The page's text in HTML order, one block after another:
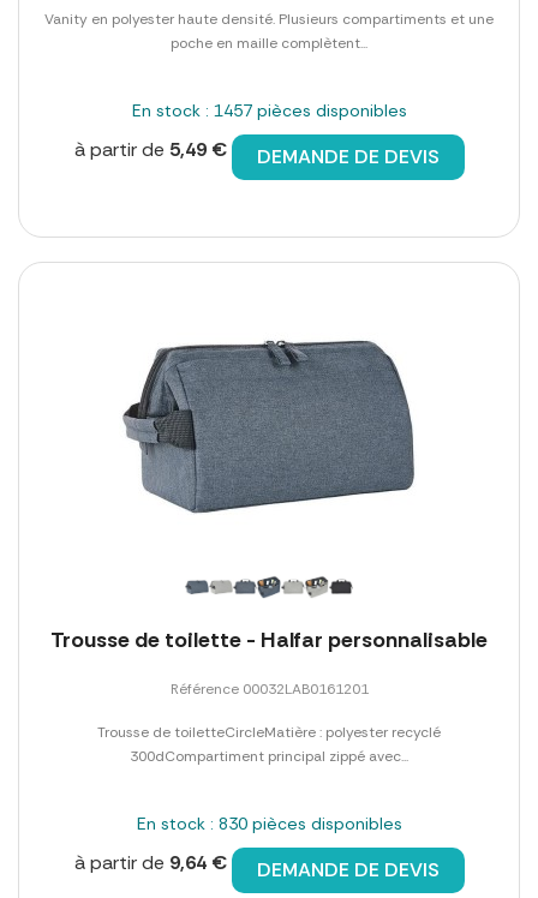
Vanity en polyester haute densité. Plusieurs compartiments et une
poche en maille complètent...
En stock : 1457 pièces disponibles
à partir de 5,49 € DEMANDE DE DEVIS
Trousse de toilette - Halfar personnalisable
Référence 00032LAB0161201
Trousse de toiletteCircleMatière : polyester recyclé
300dCompartiment principal zippé avec...
En stock : 830 pièces disponibles
à partir de 9,64 € DEMANDE DE DEVIS